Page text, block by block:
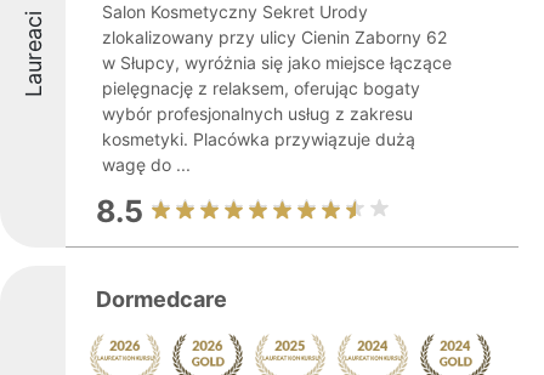
Laureaci
Salon Kosmetyczny Sekret Urody
zlokalizowany przy ulicy Cienin Zaborny 62
w Słupcy, wyróżnia się jako miejsce łączące
pielęgnację z relaksem, oferując bogaty
wybór profesjonalnych usług z zakresu
kosmetyki. Placówka przywiązuje dużą
wagę do ...
8.5
Dormedcare